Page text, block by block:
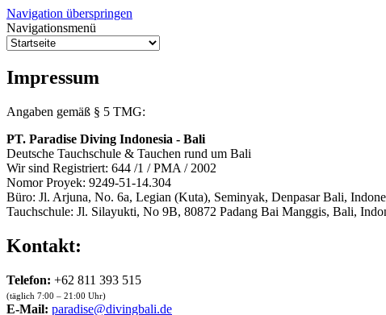
Navigation überspringen
Navigationsmenü
Impressum
Angaben gemäß § 5 TMG:
PT. Paradise Diving Indonesia - Bali
Deutsche Tauchschule & Tauchen rund um Bali
Wir sind Registriert: 644 /1 / PMA / 2002
Nomor Proyek: 9249-51-14.304
Büro: Jl. Arjuna, No. 6a, Legian (Kuta), Seminyak, Denpasar Bali,
Tauchschule: Jl. Silayukti, No 9B, 80872 Padang Bai Manggis, Bali,
Kontakt:
Telefon: +62 811 393 515
(täglich 7:00 – 21:00 Uhr)
E-Mail: paradise@divingbali.de